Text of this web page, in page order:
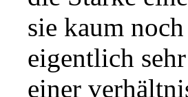
sie kaum
eigentlich
einer